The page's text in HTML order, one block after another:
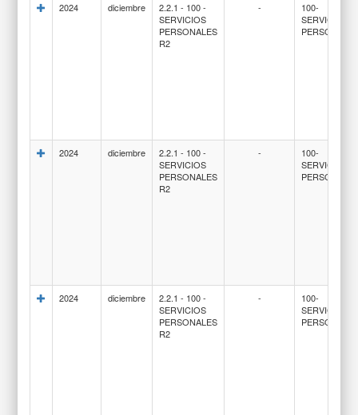
2024 diciembre
2.2.1 - 100 -
SERVICIOS
PERSONALES
R2
-
100-
SERVICIOS
2024 diciembre
2.2.1 - 100 -
SERVICIOS
PERSONALES
R2
-
100-
SERVICIOS
2024 diciembre
2.2.1 - 100 -
SERVICIOS
PERSONALES
R2
-
100-
SERVICIOS